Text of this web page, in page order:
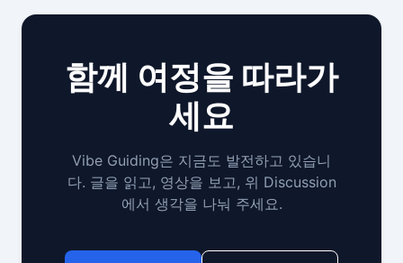
함께 여정을 따라가
세요
Vibe Guiding은 지금도 발전하고 있습니
다. 글을 읽고, 영상을 보고, 위 Discussion
에서 생각을 나눠 주세요.